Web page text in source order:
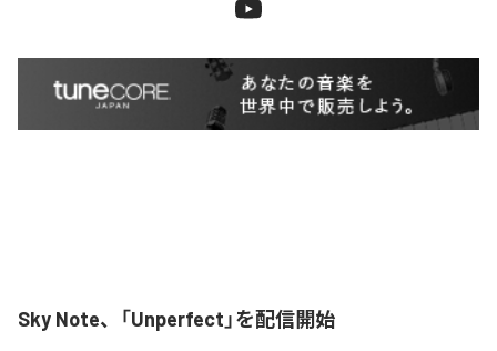
Sky Note、「Unperfect」を配信開始